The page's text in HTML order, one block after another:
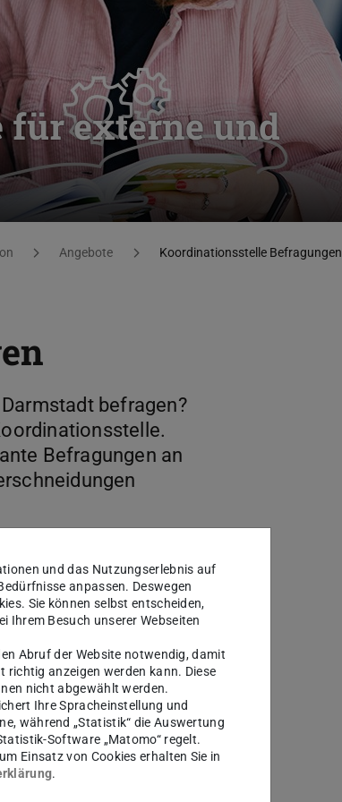
für externe und
Angebote Koordinationsstelle Befragungen
befragen?
Befragungen an
von
Datenerhebung
und das Nutzungserlebnis auf
anpassen. Deswegen
Sie können selbst entscheiden,
Ihrem Besuch unserer Webseiten
Abruf der Website notwendig, damit
richtig anzeigen werden kann. Diese
nicht abgewählt werden.
Ihre Spracheinstellung und
während „Statistik“ die Auswertung
Software „Matomo“ regelt.
Einsatz von Cookies erhalten Sie in
.